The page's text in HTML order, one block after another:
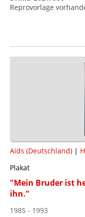
Reprovorlage
Aids (Deutschland) |
Plakat
"Mein Bruder ist
ihn."
1985 - 1993